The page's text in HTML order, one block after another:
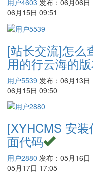
用户4603 发布：06月06日
06月15日 09:51
[站长交流]怎么
用的行云海的
用户5539 发布：06月13日
06月15日 09:50
[XYHCMS 安装
面代码
用户2880 发布：05月16日
05月17日 17:05